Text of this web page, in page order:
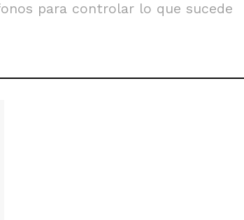
para controlar lo que sucede